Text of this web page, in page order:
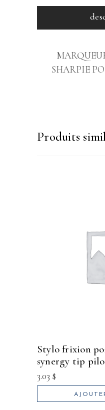
SHARPIE
Produits
stylo frixion point retractable
synergy tip
3.03 $